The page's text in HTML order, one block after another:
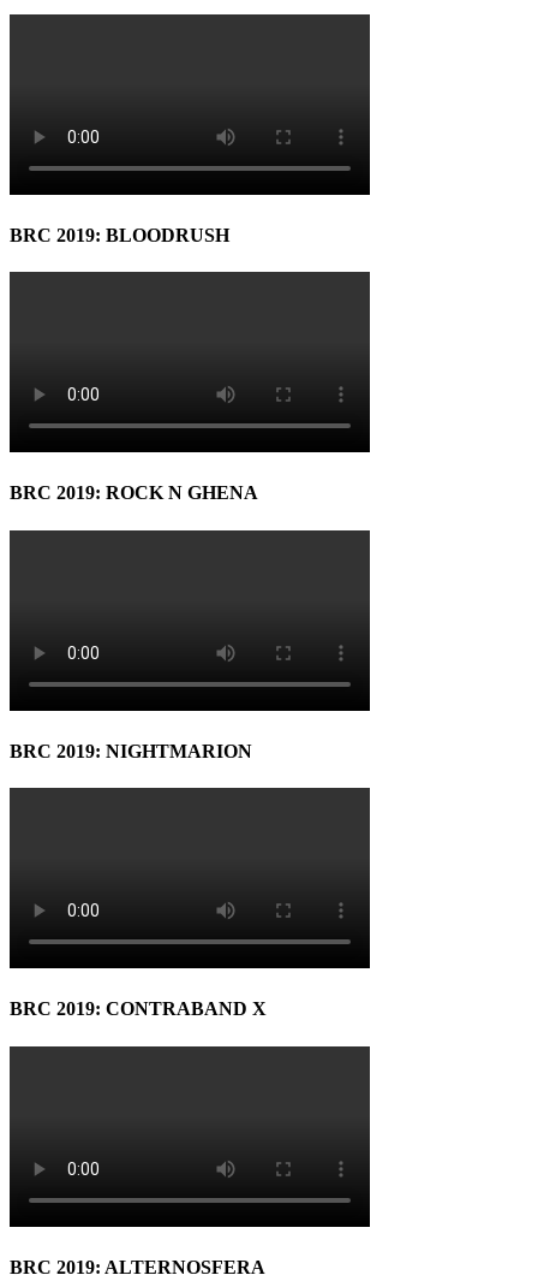
BRC 2019: BLOODRUSH
BRC 2019: ROCK N GHENA
BRC 2019: NIGHTMARION
BRC 2019: CONTRABAND X
BRC 2019: ALTERNOSFERA